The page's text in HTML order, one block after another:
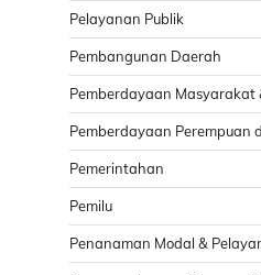
Pelayanan Publik
Pembangunan Daerah
Pemberdayaan Masyarakat
Pemberdayaan Perempuan
Pemerintahan
Pemilu
Penanaman Modal &